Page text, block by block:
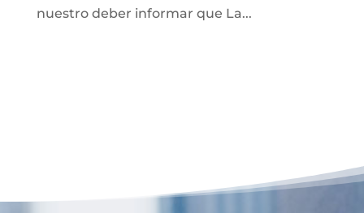
nuestro deber informar que La...